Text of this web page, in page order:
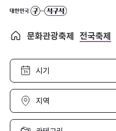
문화관광축제 전국축제
시
선
택
지
선
택
카